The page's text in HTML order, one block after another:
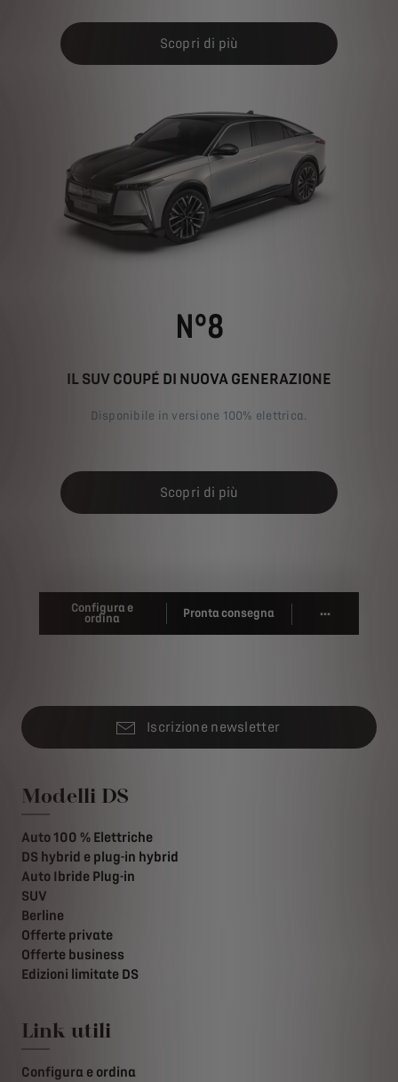
Scopri di più
N°8
IL SUV COUPÉ DI NUOVA GENERAZIONE
Disponibile in versione 100% elettrica.
Scopri di più
Configura e
ordina
Pronta consegna ...
Iscrizione newsletter
Modelli DS
Auto 100 % Elettriche
DS hybrid e plug-in hybrid
Auto Ibride Plug-in
SUV
Berline
Offerte private
Offerte business
Edizioni limitate DS
Link utili
Configura e ordina